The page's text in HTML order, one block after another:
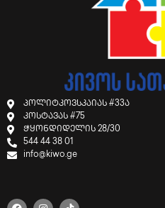
პოლიტკოვსკაიას #33ა
კოსტავას #75
ჭყონდიდელის 28/30
544 44 38 01
info@kiwo.ge